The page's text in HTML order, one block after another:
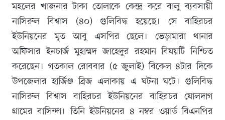
মহলের খাজনার টাকা তোলাকে কেন্দ্র করে বালু ব্যবসায়ী
নাসিরুল বিশ্বাস (৪০) গুলিবিদ্ধ হয়েছে। সে বাহিরচর
ইউনিয়নের মৃত আবু এসপির ছেলে। ভেড়ামারা থানার
অফিসার ইনচার্জ মুহাম্মদ জাহেদুর রহমান বিষয়টি নিশ্চিত
করেছেন। গতকাল রোববার (৫ জুলাই) বিকেল ৪টার দিকে
উপজেলার হার্জিঞ্জ ব্রিজ এলাকায় এ ঘটনা ঘটে। গুলিবিদ্ধ
নাসিরুল বিশ্বাস বাহিরচর ইউনিয়নের বাহিরচর ষোলদাগ
গ্রামের বাসিন্দা। তিনি ইউনিয়নের ৪ নম্বর ওয়ার্ড বিএনপির